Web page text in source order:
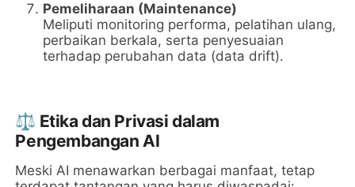
Pemeliharaan (Maintenance)
Meliputi monitoring performa, pelatihan ulang,
perbaikan berkala, serta penyesuaian
terhadap perubahan data (data drift).
⚖️ Etika dan Privasi dalam
Pengembangan AI
Meski AI menawarkan berbagai manfaat, tetap